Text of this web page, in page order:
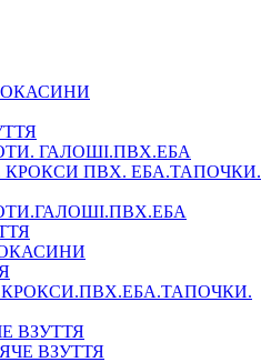
ГАЛОШІ.ПВХ.ЕБА
ПВХ. ЕБА.ТАПОЧКИ.
ВЗУТТЯ
ВЗУТТЯ